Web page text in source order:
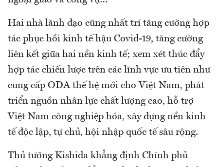
Hai nhà lãnh đạo cũng nhất trí tăng cường hợp
tác phục hồi kinh tế hậu Covid-19, tăng cường
liên kết giữa hai nền kinh tế; xem xét thúc đẩy
hợp tác chiến lược trên các lĩnh vực ưu tiên như
cung cấp ODA thế hệ mới cho Việt Nam, phát
triển nguồn nhân lực chất lượng cao, hỗ trợ
Việt Nam công nghiệp hóa, xây dựng nền kinh
tế độc lập, tự chủ, hội nhập quốc tế sâu rộng.
Thủ tướng Kishida khẳng định Chính phủ